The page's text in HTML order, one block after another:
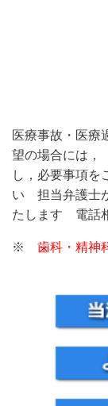
医療事故・医療
望の場合には，
し，必要事項を
い 担当弁護士
たします 電話
※ 歯科・精神